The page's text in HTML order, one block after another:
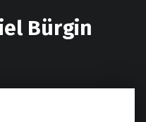
Bürgin